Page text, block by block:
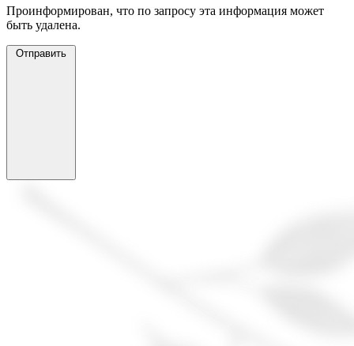
Проинформирован, что по запросу эта информация может
быть удалена.
Отправить